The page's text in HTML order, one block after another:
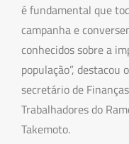
é fundamental que
campanha e
conhecidos sobre a
população”,
secretário de
Trabalhadores do
Takemoto.